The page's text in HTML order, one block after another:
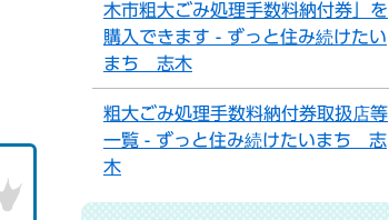
木市粗大ごみ処理手数料納付券」を
購入できます - ずっと住み続けたい
まち 志木
粗大ごみ処理手数料納付券取扱店等
一覧 - ずっと住み続けたいまち 志
木